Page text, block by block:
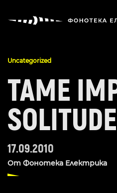
Uncategorized
TAME
17.09.2010
От Фонотека Електрика